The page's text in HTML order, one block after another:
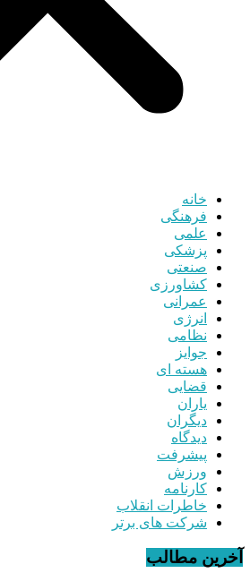
خانه
فرهنگی
علمی
پزشکی
صنعتی
کشاورزی
عمرانی
انرژی
نظامی
جوایز
هسته ای
قضایی
یاران
دیگران
دیدگاه
پیشرفت
ورزش
کارنامه
خاطرات انقلاب
شرکت های برتر
آخرین مطالب